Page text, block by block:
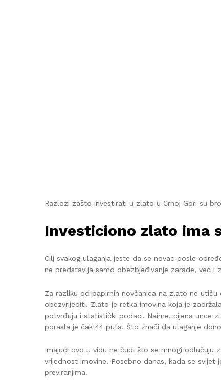
Razlozi zašto investirati u zlato u Crnoj Gori su
Investiciono zlato ima
Cilj svakog ulaganja jeste da se novac posle
ne predstavlja samo obezbjeđivanje zarade, već i
Za razliku od papirnih novčanica na zlato ne
obezvrijediti. Zlato je retka imovina koja je
potvrđuju i statistički podaci. Naime, cijena unce
porasla je čak 44 puta. Što znači da ulaganje
Imajući ovo u vidu ne čudi što se mnogi odlučuju
vrijednost imovine. Posebno danas, kada se
previranjima.